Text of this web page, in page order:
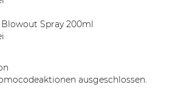
Spray 200ml
ausgeschlossen.